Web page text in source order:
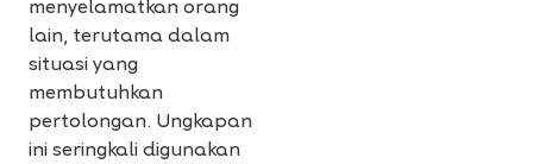
menyelamatkan orang
lain, terutama dalam
situasi yang
membutuhkan
pertolongan. Ungkapan
ini seringkali digunakan